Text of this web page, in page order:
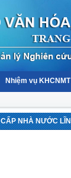
Nhiệm vụ KHCNMT
NHÀ NƯỚC